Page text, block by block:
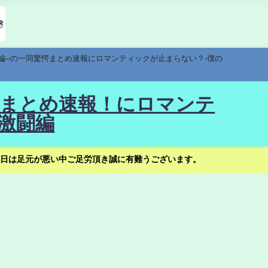
の一同驚愕まとめ速報にロマンティックが止まらない？-僕の
とめ速報！にロマンテ
闘編
足元が悪い中ご足労頂き誠に有難うございます。